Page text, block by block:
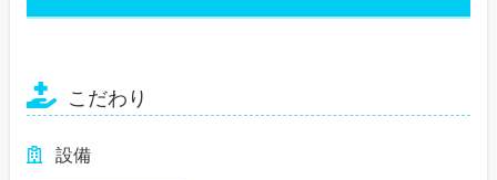
こだわり
設備